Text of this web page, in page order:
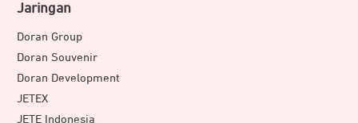
Jaringan
Doran Group
Doran Souvenir
Doran Development
JETEX
JETE Indonesia